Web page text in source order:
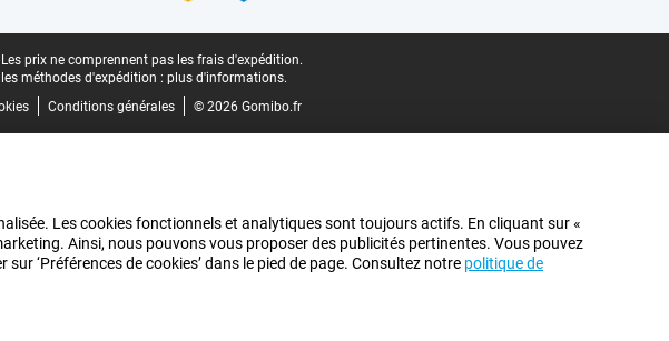
Les prix ne comprennent pas les frais d'expédition.
méthodes d'expédition : plus d'informations.
Conditions générales © 2026 Gomibo.fr
Les cookies fonctionnels et analytiques sont toujours actifs. En cliquant sur «
Ainsi, nous pouvons vous proposer des publicités pertinentes. Vous pouvez
‘Préférences de cookies’ dans le pied de page. Consultez notre politique de